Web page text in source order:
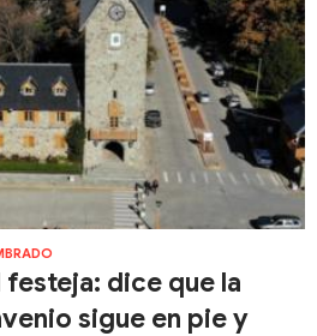
dice que la
sigue en pie y